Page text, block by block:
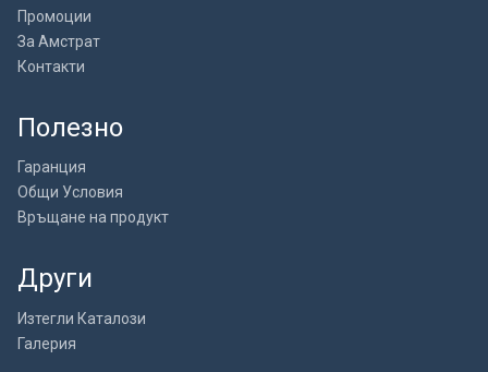
Промоции
За Амстрат
Контакти
Полезно
Гаранция
Общи Условия
Връщане на продукт
Други
Изтегли Каталози
Галерия